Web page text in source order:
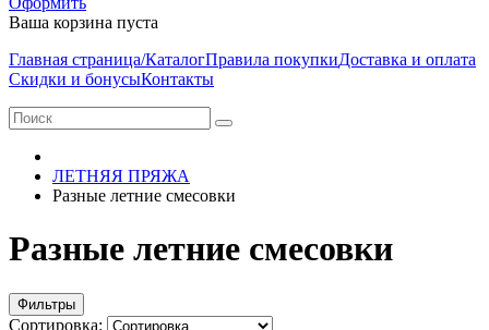
Ваша корзина пуста
Главная страница/КаталогПравила покупкиДоставка и оплата
Скидки и бонусыКонтакты
ЛЕТНЯЯ ПРЯЖА
Разные летние смесовки
Разные летние смесовки
Фильтры
Сортировка: